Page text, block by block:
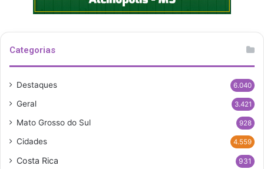
Categorias
Destaques 6.040
Geral 3.421
Mato Grosso do Sul 928
Cidades 4.559
Costa Rica 931